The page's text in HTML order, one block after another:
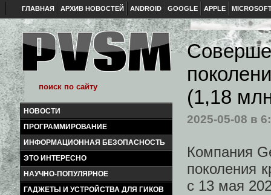
ГЛАВНАЯ АРХИВ НОВОСТЕЙ ANDROID GOOGLE APPLE
НОВОСТИ
ПРОГРАММИРОВАНИЕ
ИНФОРМАЦИОННАЯ БЕЗОПАСНОСТЬ
ЭТО ИНТЕРЕСНО
НАУЧНО-ПОПУЛЯРНОЕ
ГАДЖЕТЫ И УСТРОЙСТВА ДЛЯ ГИКОВ
(1,18
2025-05-08 в
Компания
поколения
с 13 мая